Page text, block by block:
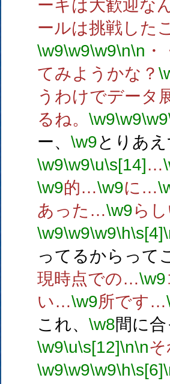
ーキは大歓迎な
ールは挑戦した
\w9\w9\w9\n\n ・
てみようかな？
うわけでデータ
るね。 \w9\w9\w9
ー、 \w9とりあ
\w9\w9\u\s[14]…
\w9的…\w9に…
あった…\w9ら
\w9\w9\w9\h\s[4]
ってるからって
現時点での…\w9
い…\w9所です…
これ、 \w8間に
\w9\u\s[12]\n\n
\w9\w9\w9\h\s[6]